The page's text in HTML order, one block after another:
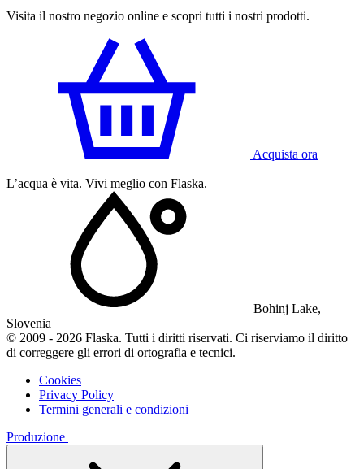
Visita il nostro negozio online e scopri tutti i nostri prodotti.
Acquista ora
L’acqua è vita. Vivi meglio con Flaska.
Bohinj Lake,
Slovenia
© 2009 - 2026 Flaska. Tutti i diritti riservati. Ci riserviamo il diritto
di correggere gli errori di ortografia e tecnici.
Cookies
Privacy Policy
Termini generali e condizioni
Produzione